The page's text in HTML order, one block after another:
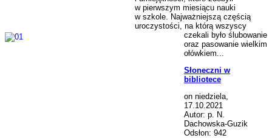
w pierwszym miesiącu nauki
w szkole. Najważniejszą częścią
uroczystości, na którą wszyscy
czekali było ślubowanie
oraz pasowanie wielkim
ołówkiem...
Słoneczni w
bibliotece
on niedziela,
17.10.2021
Autor: p. N.
Dachowska-Guzik
Odsłon: 942